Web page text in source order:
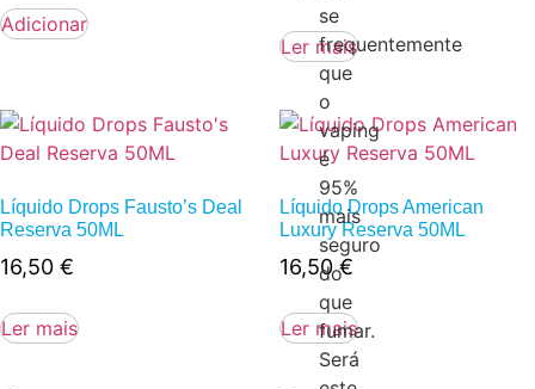
se
frequentemente
que
o
vaping
é
95%
mais
seguro
do
que
fumar.
Será
Adicionar
Ler mais
Líquido Drops Fausto’s Deal
Reserva 50ML
16,50 €
Ler mais
Líquido Drops American
Luxury Reserva 50ML
16,50€
Ler mais